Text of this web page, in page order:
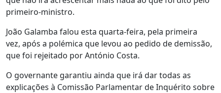
primeiro-ministro.
João Galamba falou esta quarta-feira, pela primeira
vez, após a polémica que levou ao pedido de demissão,
que foi rejeitado por António Costa.
O governante garantiu ainda que irá dar todas as
explicações à Comissão Parlamentar de Inquérito sobre